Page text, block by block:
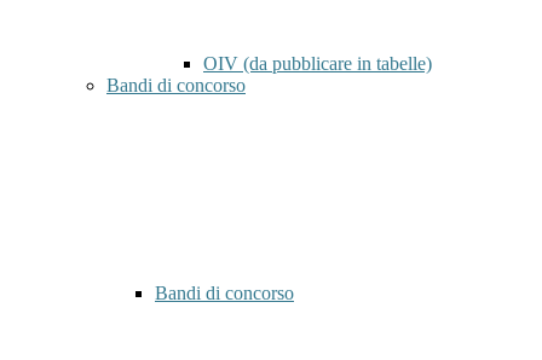
OIV (da pubblicare in tabelle)
Bandi di concorso
Bandi di concorso